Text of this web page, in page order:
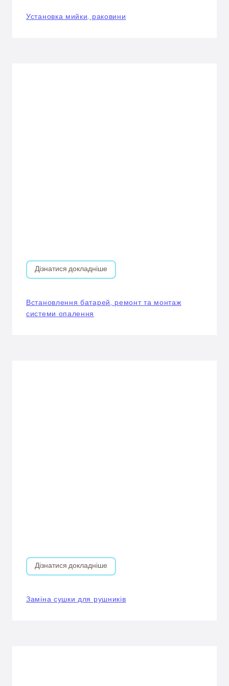
Установка мийки, раковини
Дізнатися докладніше
Встановлення батарей, ремонт та монтаж
системи опалення
Дізнатися докладніше
Заміна сушки для рушників